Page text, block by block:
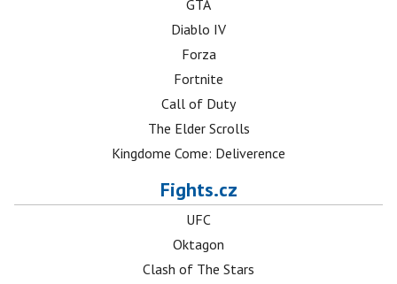
GTA
Diablo IV
Forza
Fortnite
Call of Duty
The Elder Scrolls
Kingdome Come: Deliverence
Fights.cz
UFC
Oktagon
Clash of The Stars